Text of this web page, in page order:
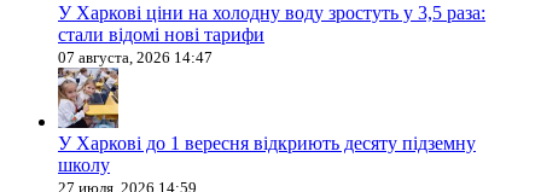
У Харкові ціни на холодну воду зростуть у 3,5 раза:
стали відомі нові тарифи
07 августа, 2026 14:47
У Харкові до 1 вересня відкриють десяту підземну
школу
27 июля, 2026 14:59